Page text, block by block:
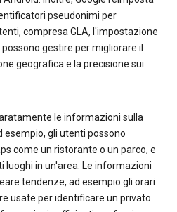
pseudonimi per
compresa GLA, l'impostazione
gestire per migliorare il
geografica e la precisione sui
le informazioni sulla
gli utenti possono
come un ristorante o un parco, e
luoghi in un'area. Le informazioni
tendenze, ad esempio gli orari
usate per identificare un privato.